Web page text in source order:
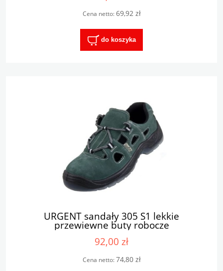
Cena netto:69,92 zł
do koszyka
URGENT sandały 305 S1 lekkie
przewiewne buty robocze
92,00 zł
Cena netto:74,80 zł